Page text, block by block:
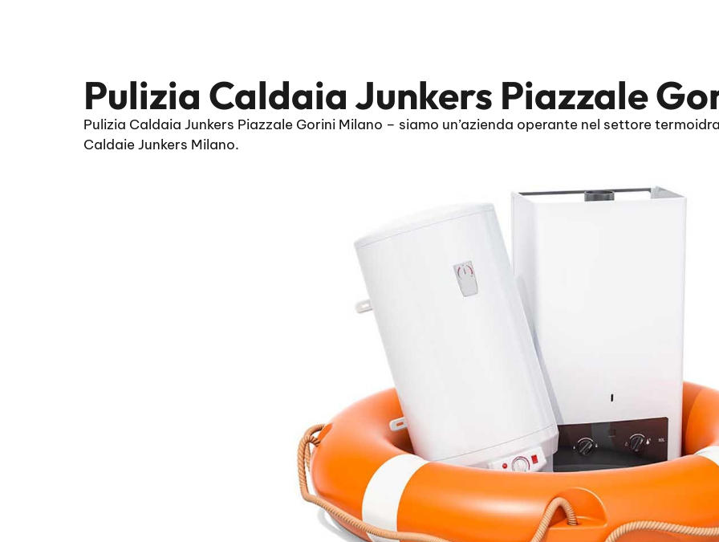
Pulizia Caldaia Junkers Piazzale
Pulizia Caldaia Junkers Piazzale Gorini Milano – siamo un’azienda operante nel settore
Caldaie Junkers Milano.